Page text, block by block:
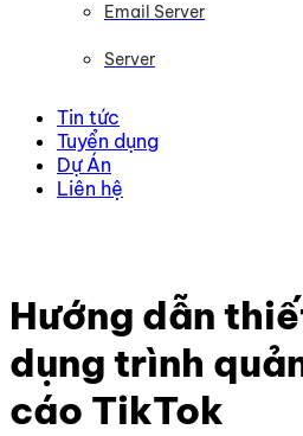
Email Server
Server
Tin tức
Tuyển dụng
Dự Án
Liên hệ
Hướng dẫn
dụng trình
cáo TikTok